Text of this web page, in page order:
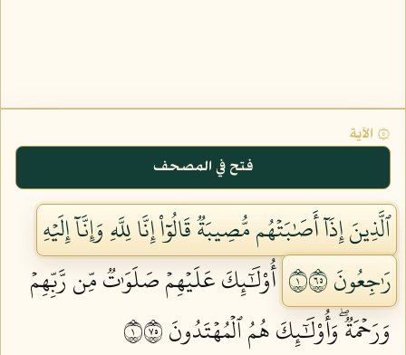
۞ الآية
فتح في المصحف
ٱلَّذِينَ إِذَآ أَصَٰبَتۡهُم مُّصِيبَةٞ قَالُوٓاْ إِنَّا لِلَّهِ وَإِنَّآ إِلَيۡهِ
رَٰجِعُونَ ١٥٦
أُوْلَٰٓئِكَ عَلَيۡهِمۡ صَلَوَٰتٞ مِّن رَّبِّهِمۡ
وَرَحۡمَةٞۖ وَأُوْلَٰٓئِكَ هُمُ ٱلۡمُهۡتَدُونَ ١٥٧